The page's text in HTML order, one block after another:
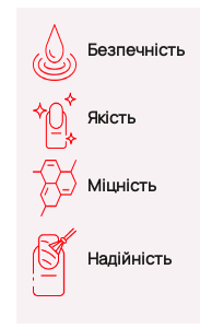
Безпечність
Якість
Міцність
Надійність